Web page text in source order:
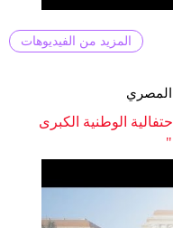
المزيد من الفيديوهات
الوطنية الكبرى